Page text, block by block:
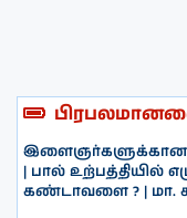
இளைஞர்களுக்கான
| பால் உற்பத்தியில்
கண்டாவளை ? | மா.